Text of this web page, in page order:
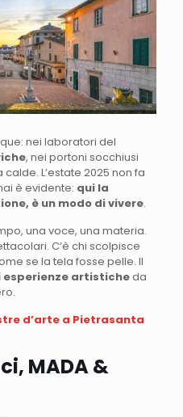
nei laboratori del
, nei portoni socchiusi
L’estate 2025 non fa
è evidente: qui la
è un modo di vivere.
una voce, una materia.
C’è chi scolpisce
se la tela fosse pelle. Il
esperienze artisticheda
d’arte a Pietrasanta
MADA &